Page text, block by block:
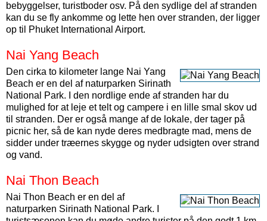
bebyggelser, turistboder osv. På den sydlige del af stranden
kan du se fly ankomme og lette hen over stranden, der ligger
op til Phuket International Airport.
Nai Yang Beach
Den cirka to kilometer lange Nai Yang
Beach er en del af naturparken Sirinath
National Park. I den nordlige ende af stranden har du
mulighed for at leje et telt og campere i en lille smal skov ud
til stranden. Der er også mange af de lokale, der tager på
picnic her, så de kan nyde deres medbragte mad, mens de
sidder under træernes skygge og nyder udsigten over strand
og vand.
Nai Thon Beach
Nai Thon Beach er en del af
naturparken Sirinath National Park. I